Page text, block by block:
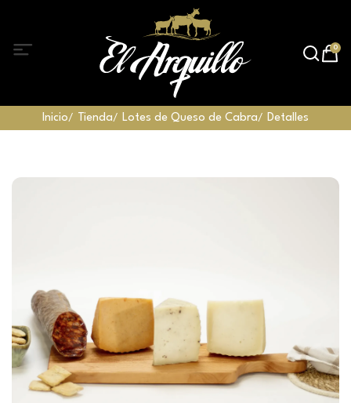
0
Inicio Tienda Lotes de Queso de Cabra Detalles